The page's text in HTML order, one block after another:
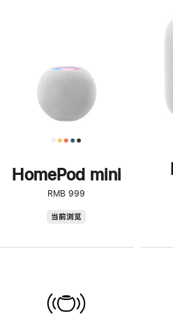
HomePod mini
RMB 999
当前浏览